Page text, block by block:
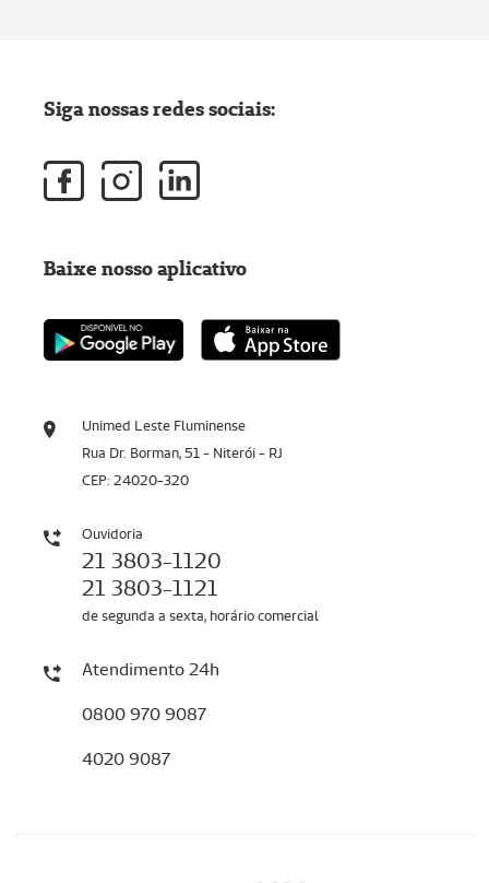
Unimed Leste Fluminense
Rua Dr. Borman, 51 - Niterói - RJ
CEP: 24020-320
Ouvidoria
21 3803-1120
21 3803-1121
de segunda a sexta, horário comercial
Atendimento 24h
0800 970 9087
4020 9087
Siga nossas redes sociais:
Baixe nosso aplicativo